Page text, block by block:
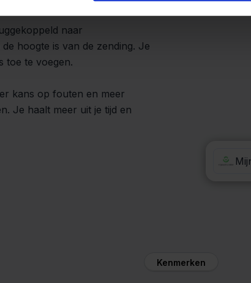
naar
hoogte is van de zending. Je
toe te voegen.
kans op fouten en meer
Je haalt meer uit je tijd en
Kenmerken